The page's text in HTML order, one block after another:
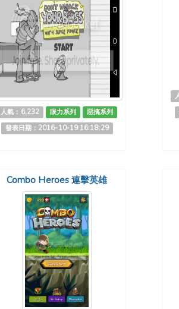
人氣：6,232 眼力系列
惡搞系列
發表日期：2016-10-19 16:18:29
Combo Heroes 連擊英雄